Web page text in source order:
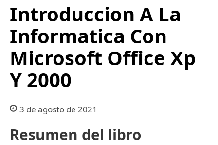
Introduccion A La
Informatica Con
Microsoft Office Xp
Y 2000
3 de agosto de 2021
Resumen del libro